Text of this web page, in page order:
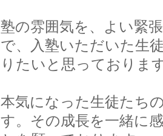
塾の雰囲気を、よい緊
で、入塾いただいた生
りたいと思っております
本気になった生徒たち
す。 その成長を一緒に